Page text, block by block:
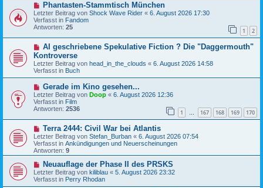
i
t
r
g
N
e
u
e
B
e
i
t
r
a
Phantasten-Stammtisch München
Letzter Beitrag von Shock Wave Rider « 6. August 2026 17:30
Verfasst in Fandom
Antworten: 25 1 2
N
u
e
r
B
e
i
t
r
AI geschriebene Spekulative Fiction ? Die "Daggermouth"
Kontroverse
Letzter Beitrag von head_in_the_clouds « 6. August 2026 14:58
Verfasst in Buch
N
e
u
e
r
B
e
i
t
r
a
g
Gerade im Kino gesehen...
Letzter Beitrag von Doop « 6. August 2026 12:36
Verfasst in Film
Antworten: 2536 1 … 167 168 169 170
N
e
u
e
r
B
e
i
t
Terra 2444: Civil War bei Atlantis
Letzter Beitrag von Stefan_Burban « 6. August 2026 07:54
Verfasst in Ankündigungen und Neuerscheinungen
Antworten: 9
N
e
u
e
Neuauflage der Phase II des PRSKS
Letzter Beitrag von kiliblau « 5. August 2026 23:32
Verfasst in Perry Rhodan